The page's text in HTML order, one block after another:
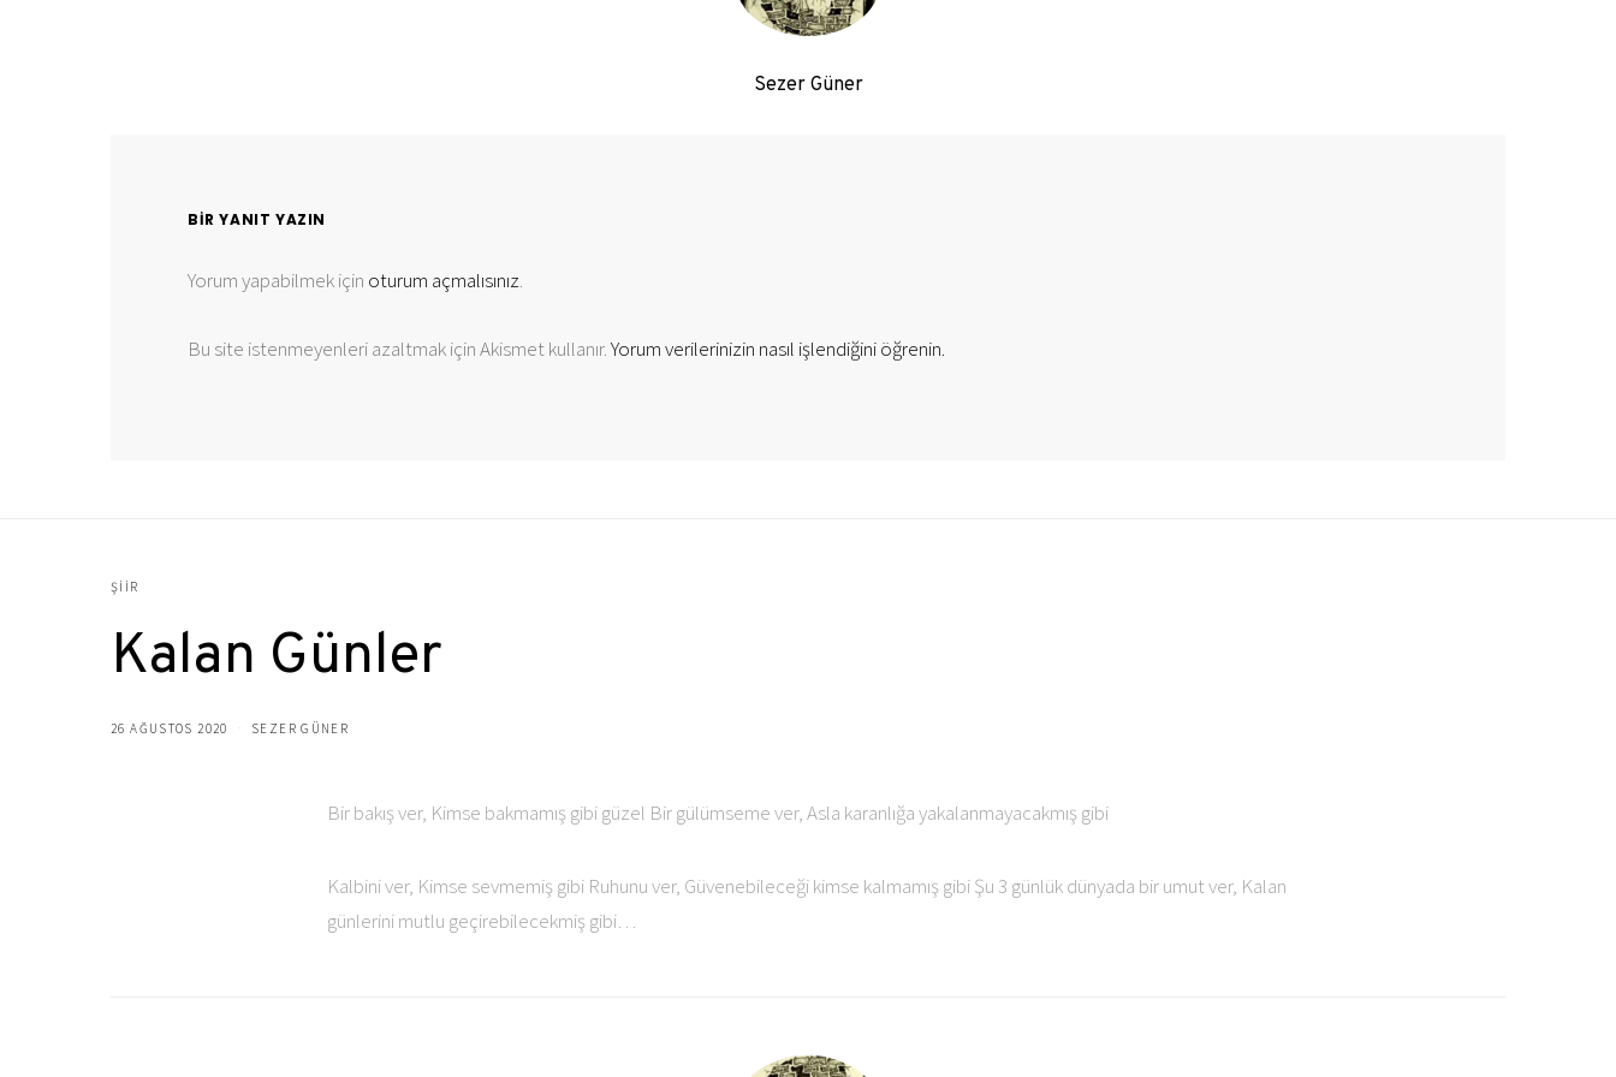
Sezer Güner
BIR YANIT YAZIN
Yorum yapabilmek için oturum açmalısınız.
Bu site istenmeyenleri azaltmak için Akismet kullanır.Yorum verilerinizin nasıl işlendiğini öğrenin.
ŞIIR
Kalan Günler
26 AĞUSTOS 2020 SEZER GÜNER
Bir bakış ver, Kimse bakmamış gibi güzel Bir gülümseme ver, Asla karanlığa yakalanmayacakmış gibi
Kalbini ver, Kimse sevmemiş gibi Ruhunu ver, Güvenebileceği kimse kalmamış gibi Şu 3 günlük dünyada bir umut ver, Kalan
günlerini mutlu geçirebilecekmiş gibi…